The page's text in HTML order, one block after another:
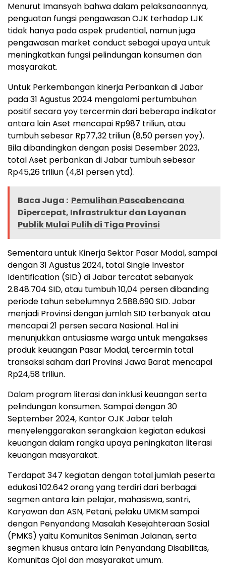
Menurut Imansyah bahwa dalam pelaksanaannya,
penguatan fungsi pengawasan OJK terhadap LJK
tidak hanya pada aspek prudential, namun juga
pengawasan market conduct sebagai upaya untuk
meningkatkan fungsi pelindungan konsumen dan
masyarakat.
Untuk Perkembangan kinerja Perbankan di Jabar
pada 31 Agustus 2024 mengalami pertumbuhan
positif secara yoy tercermin dari beberapa indikator
antara lain Aset mencapai Rp987 triliun, atau
tumbuh sebesar Rp77,32 triliun (8,50 persen yoy).
Bila dibandingkan dengan posisi Desember 2023,
total Aset perbankan di Jabar tumbuh sebesar
Rp45,26 triliun (4,81 persen ytd).
Baca Juga : Pemulihan Pascabencana
Dipercepat, Infrastruktur dan Layanan
Publik Mulai Pulih di Tiga Provinsi
Sementara untuk Kinerja Sektor Pasar Modal, sampai
dengan 31 Agustus 2024, total Single Investor
Identification (SID) di Jabar tercatat sebanyak
2.848.704 SID, atau tumbuh 10,04 persen dibanding
periode tahun sebelumnya 2.588.690 SID. Jabar
menjadi Provinsi dengan jumlah SID terbanyak atau
mencapai 21 persen secara Nasional. Hal ini
menunjukkan antusiasme warga untuk mengakses
produk keuangan Pasar Modal, tercermin total
transaksi saham dari Provinsi Jawa Barat mencapai
Rp24,58 triliun.
Dalam program literasi dan inklusi keuangan serta
pelindungan konsumen. Sampai dengan 30
September 2024, Kantor OJK Jabar telah
menyelenggarakan serangkaian kegiatan edukasi
keuangan dalam rangka upaya peningkatan literasi
keuangan masyarakat.
Terdapat 347 kegiatan dengan total jumlah peserta
edukasi 102.642 orang yang terdiri dari berbagai
segmen antara lain pelajar, mahasiswa, santri,
Karyawan dan ASN, Petani, pelaku UMKM sampai
dengan Penyandang Masalah Kesejahteraan Sosial
(PMKS) yaitu Komunitas Seniman Jalanan, serta
segmen khusus antara lain Penyandang Disabilitas,
Komunitas Ojol dan masyarakat umum.